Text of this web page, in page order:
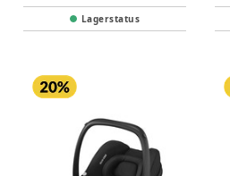
Lagerstatus